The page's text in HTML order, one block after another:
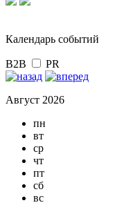
Календарь событий
B2B PR
Август 2026
пн
вт
ср
чт
пт
сб
вс